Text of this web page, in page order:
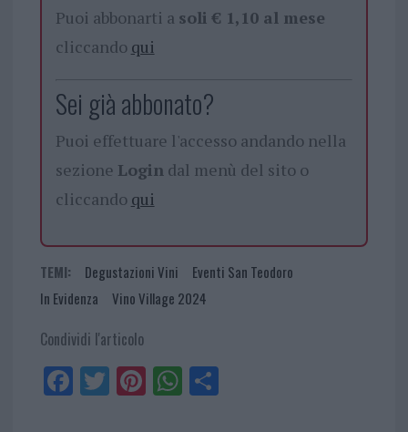
Puoi abbonarti a soli € 1,10 al mese
cliccando qui
Sei già abbonato?
Puoi effettuare l'accesso andando nella
sezione Login dal menù del sito o
cliccando qui
TEMI: Degustazioni Vini
Eventi San Teodoro
In Evidenza
Vino Village 2024
Condividi l'articolo
Fa
ce
Tw
itt
Pi
nt
W
ha
Sh